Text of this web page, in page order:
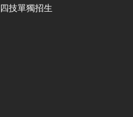
四技單獨招生